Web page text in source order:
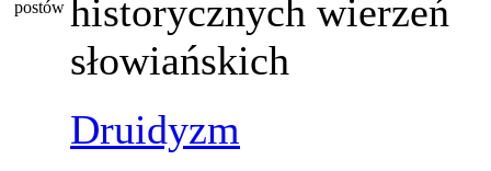
historycznych wierzeń
słowiańskich
Druidyzm